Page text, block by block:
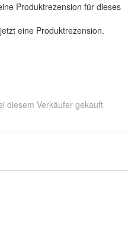
Produktrezension für dieses
eine Produktrezension.
diesem Verkäufer gekauft